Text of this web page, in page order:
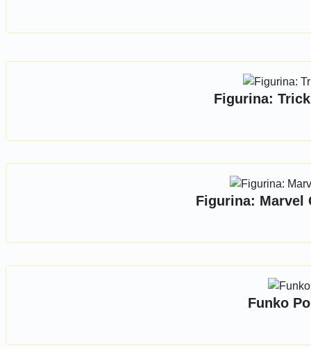
Figurina:
Figurina: Marvel
Funko